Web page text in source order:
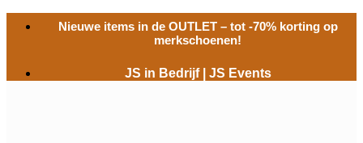
naar
Nieuwe items in de OUTLET– tot -70% korting op
merkschoenen!
JS in Bedrijf JS Events